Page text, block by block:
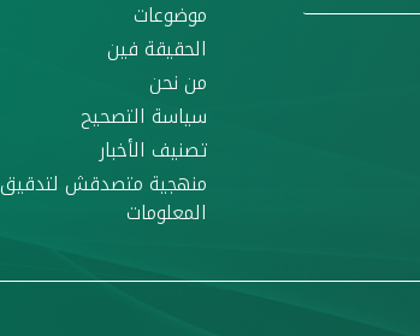
موضوعات
الحقيقة فين
من نحن
سياسة التصحيح
تصنيف الأخبار
منهجية متصدقش لتدقيق
المعلومات